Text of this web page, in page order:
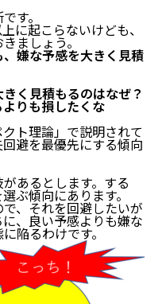
す。
に起こらないけども、
ましょう。
嫌な予感を大きく見積
く見積もるのはなぜ？
りも損したくな
ト理論」で説明されて
避を最優先にする傾向
あるとします。する
ぶ傾向にあります。
、それを回避したいが
、良い予感よりも嫌な
陥るわけです。